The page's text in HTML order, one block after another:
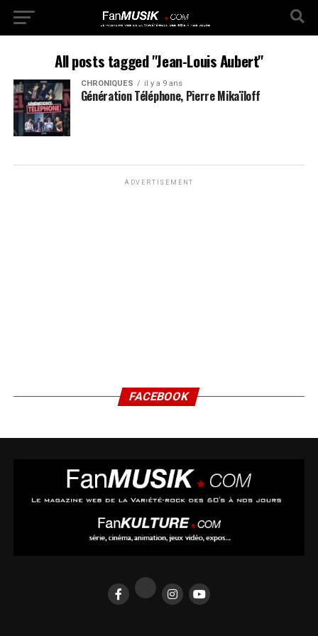
All posts tagged "Jean-Louis Aubert"
CHRONIQUES il y a 9 ans
Génération Téléphone, Pierre Mikaïloff
ADVERTISEMENT
FACEBOOK